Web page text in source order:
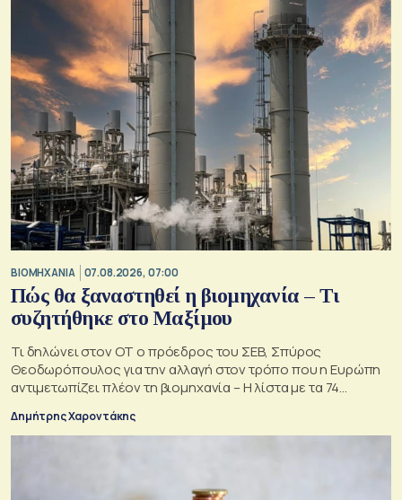
ΒΙΟΜΗΧΑΝΙΑ 07.08.2026, 07:00
Πώς θα ξαναστηθεί η βιομηχανία – Τι
συζητήθηκε στο Μαξίμου
Τι δηλώνει στον ΟΤ ο πρόεδρος του ΣΕΒ, Σπύρος
Θεοδωρόπουλος για την αλλαγή στον τρόπο που η Ευρώπη
αντιμετωπίζει πλέον τη βιομηχανία – Η λίστα με τα 74
Δημήτρης Χαροντάκης